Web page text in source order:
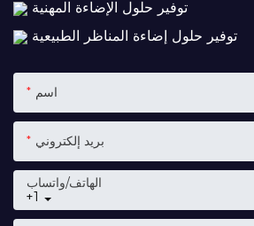
توفير حلول الإضاءة المهنية
توفير حلول إضاءة المناظر الطبيعية
اسم
بريد إلكتروني
+1
الهاتف/واتساب